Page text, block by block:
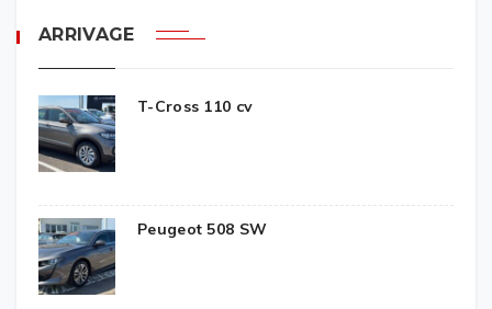
ARRIVAGE
T-Cross 110 cv
Peugeot 508 SW